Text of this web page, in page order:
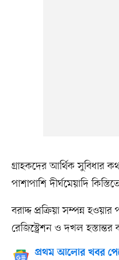
গ্রাহকদের আর্থিক সুবিধার
পাশাপাশি দীর্ঘমেয়াদি
বরাদ্দ প্রক্রিয়া সম্পন্ন
রেজিস্ট্রেশন ও দখল হস্তান্তর
প্রথম আলোর খবর